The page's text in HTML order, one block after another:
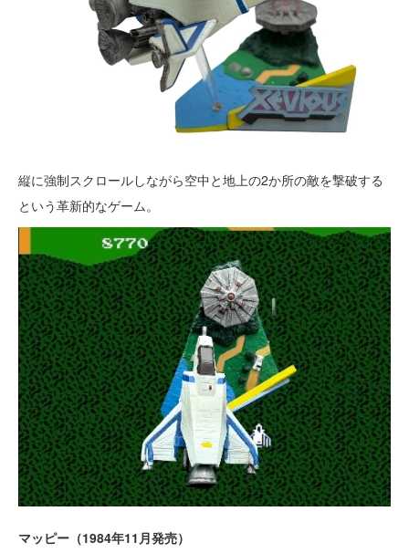
縦に強制スクロールしながら空中と地上の2か所の敵を撃破する
という革新的なゲーム。
マッピー（1984年11月発売）